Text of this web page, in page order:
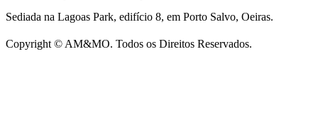
Sediada na Lagoas Park, edifício 8, em Porto Salvo, Oeiras.
Copyright © AM&MO. Todos os Direitos Reservados.